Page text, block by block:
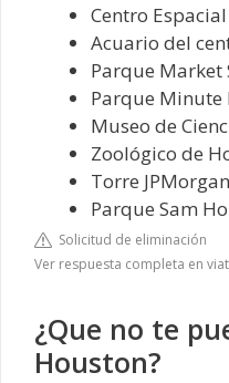
Centro
Acuario del
Parque Market
Parque Minute
Museo de
Zoológico de
Torre
Parque Sam
Solicitud de eliminación
Ver respuesta completa en
¿Que no te
Houston?